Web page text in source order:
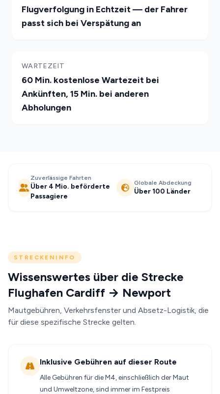
Flugverfolgung in Echtzeit — der Fahrer
passt sich bei Verspätung an
WARTEZEIT
60 Min. kostenlose Wartezeit bei
Ankünften, 15 Min. bei anderen
Abholungen
Zuverlässige Fahrten
Über 4 Mio. beförderte
Passagiere
Globale Abdeckung
Über 100 Länder
STRECKENINFO
Wissenswertes über die Strecke
Flughafen Cardiff → Newport
Mautgebühren, Verkehrsfenster und Absetz-Logistik, die
für diese spezifische Strecke gelten.
Inklusive Gebühren auf dieser Route
Alle Gebühren für die M4, einschließlich der Maut
und Umweltzone, sind immer im Festpreis